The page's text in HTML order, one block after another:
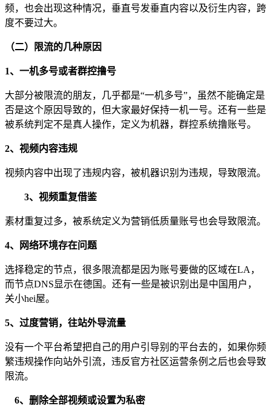
频，也会出现这种情况，垂直号发垂直内容以及衍生内容，跨
度不要过大。
（二）限流的几种原因
1、一机多号或者群控撸号
大部分被限流的朋友，几乎都是“一机多号”，虽然不能确定是
否是这个原因导致的，但大家最好保持一机一号。还有一些是
被系统判定不是真人操作，定义为机器，群控系统撸账号。
2、视频内容违规
视频内容中出现了违规内容，被机器识别为违规，导致限流。
3、视频重复借鉴
素材重复过多，被系统定义为营销低质量账号也会导致限流。
4、网络环境存在问题
选择稳定的节点，很多限流都是因为账号要做的区域在LA，
而节点DNS显示在德国。还有一些是被识别出是中国用户，
关小hei屋。
5、过度营销，往站外导流量
没有一个平台希望把自己的用户引导别的平台去的，如果你频
繁违规操作向站外引流，违反官方社区运营条例之后也会导致
限流。
6、删除全部视频或设置为私密